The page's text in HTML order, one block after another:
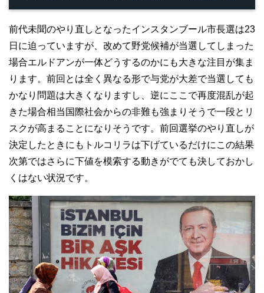
前代未聞のやり直しとなったインスタンブール市長選は23
日に迫っていますが、改めて野党候補が当選してしまった
場合エルドアンが一体どうするのかにも大きな注目が集ま
ります。前回とは全く異なる形で与党が大差で当選しても
かなり問題は大きくなりますし、逆にここで再度混乱が起
きた場合相当国際社会からの非難も強まりそうで一段とリ
スクが高まることになりそうです。前回選挙のやり直しが
決定したときにもトルコリラは下げているだけにこの結果
次第ではさらに下値を模索する動きがでても決しておかし
くはない状況です。